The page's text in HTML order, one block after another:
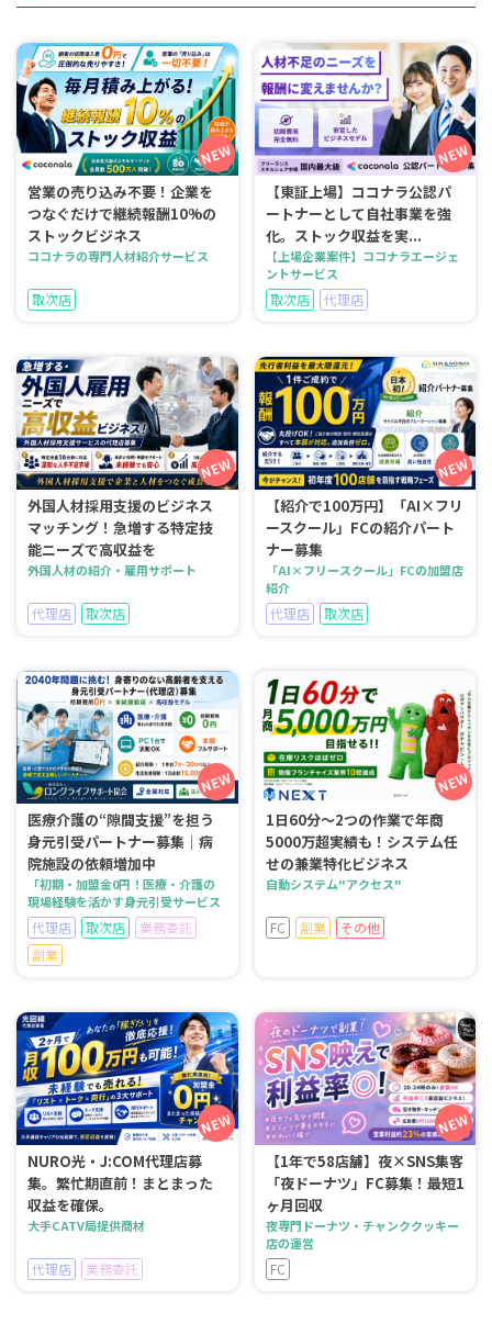
営業の売り込み不要！企業を
つなぐだけで継続報酬10%の
ストックビジネス
ココナラの専門人材紹介サービス
取次店
【東証上場】ココナラ公認パ
ートナーとして自社事業を強
化。ストック収益を実...
【上場企業案件】ココナラエージェ
ントサービス
取次店 代理店
外国人材採用支援のビジネス
マッチング！急増する特定技
能ニーズで高収益を
外国人材の紹介・雇用サポート
代理店 取次店
【紹介で100万円】「AI×フリ
ースクール」FCの紹介パート
ナー募集
「AI×フリースクール」FCの加盟店
紹介
代理店 取次店
医療介護の“隙間支援”を担う
身元引受パートナー募集｜病
院施設の依頼増加中
「初期・加盟金0円！医療・介護の
現場経験を活かす身元引受サービス
代理店 取次店
業務委託
副業
1日60分～2つの作業で年商
5000万超実績も！システム任
せの兼業特化ビジネス
自動システム"アクセス"
FC 副業 その他
NURO光・J:COM代理店募
集。繁忙期直前！まとまった
収益を確保。
大手CATV局提供商材
代理店 業務委託
【1年で58店舗】夜×SNS集客
「夜ドーナツ」FC募集！最短1
ヶ月回収
夜専門ドーナツ・チャンククッキー
店の運営
FC